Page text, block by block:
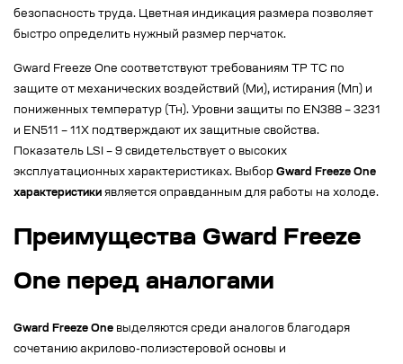
безопасность труда. Цветная индикация размера позволяет
быстро определить нужный размер перчаток.
Gward Freeze One соответствуют требованиям ТР ТС по
защите от механических воздействий (Ми), истирания (Мп) и
пониженных температур (Тн). Уровни защиты по EN388 – 3231
и EN511 – 11X подтверждают их защитные свойства.
Показатель LSI – 9 свидетельствует о высоких
эксплуатационных характеристиках. Выбор Gward Freeze One
характеристики является оправданным для работы на холоде.
Преимущества Gward Freeze
One перед аналогами
Gward Freeze One выделяются среди аналогов благодаря
сочетанию акрилово-полиэстеровой основы и